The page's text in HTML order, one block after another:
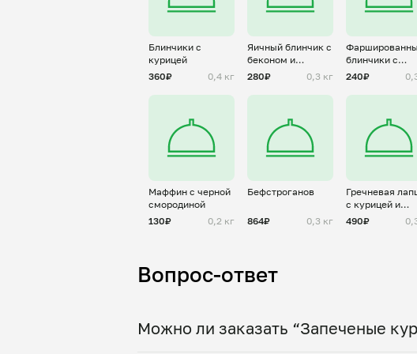
Блинчики с
курицей
360₽
0,4 кг
Яичный блинчик с
беконом и
пармезаном (
280₽ 0,3 кг
блинчики с
творогом
240₽
Маффин с черной
смородиной
130₽
0,2 кг
Бефстроганов
864₽ 0,3 кг
Гречневая
с курицей и
овощами
490₽
Вопрос-ответ
Можно ли заказать “Запеченые